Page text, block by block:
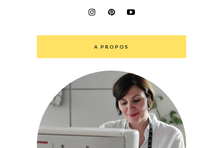
A PROPOS